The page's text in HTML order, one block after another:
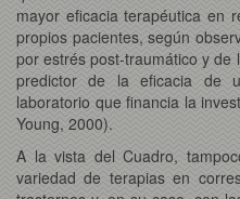
mayor eficacia terapéutica en
propios pacientes, según
por estrés post-traumático y
predictor de la eficacia de
laboratorio que financia la
Young, 2000).
A la vista del Cuadro,
variedad de terapias en